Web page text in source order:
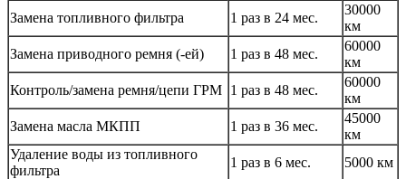
Замена топливного фильтра
1 раз в 24 мес.
30000
км
Замена приводного ремня (-ей)
1 раз в 48 мес.
60000
км
Контроль/замена ремня/цепи ГРМ 1 раз в 48 мес.
60000
км
Замена масла МКПП
1 раз в 36 мес.
45000
км
Удаление воды из топливного
фильтра
1 раз в 6 мес. 5000 км